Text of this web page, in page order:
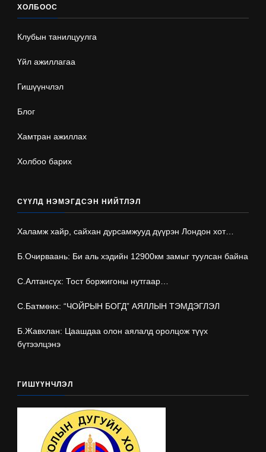
ХОЛБООС
Клубын танилцуулга
Үйл ажиллагаа
Гишүүнчлэл
Блог
Хамтран ажиллах
Холбоо барих
СҮҮЛД НЭМЭГДСЭН НИЙТЛЭЛ
Халамж хайр, сайхан дурсамжууд дүүрэн Лондон хот…
Б.Очирваань: Би аль хэдийн 12900км замыг туулсан байна
С.Алтансүх: Тост боржигоны нутгаар…
С.Батмөнх: “ЧОЙРЫН БОГД” АЯЛЛЫН ТЭМДЭГЛЭЛ
Б.Жавхлан: Цаашдаа олон аялалд оролцож түүх
бүтээлцэнэ
ГИШҮҮНЧЛЭЛ